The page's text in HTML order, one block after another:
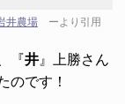
井農場ーより引用
『井 』上勝さん
のです！